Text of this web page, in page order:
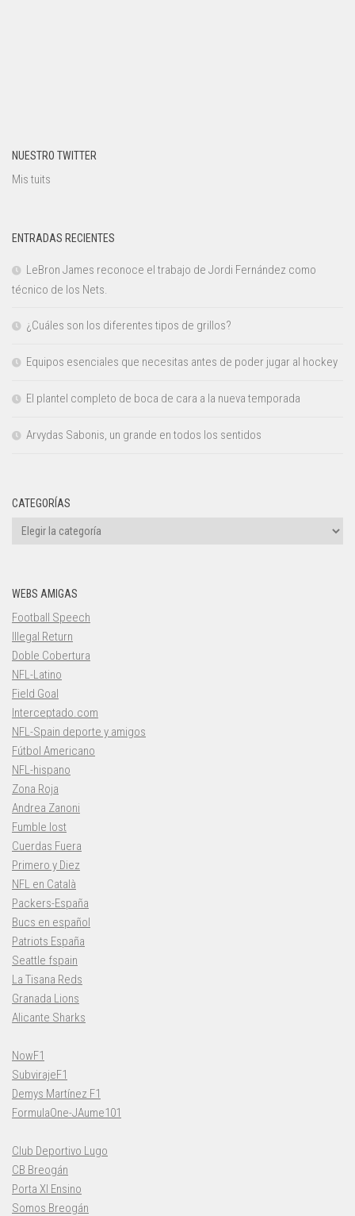
NUESTRO TWITTER
Mis tuits
ENTRADAS RECIENTES
LeBron James reconoce el trabajo de Jordi Fernández como
técnico de los Nets.
¿Cuáles son los diferentes tipos de grillos?
Equipos esenciales que necesitas antes de poder jugar al hockey
El plantel completo de boca de cara a la nueva temporada
Arvydas Sabonis, un grande en todos los sentidos
CATEGORÍAS
Categorías
WEBS AMIGAS
Football Speech
Illegal Return
Doble Cobertura
NFL-Latino
Field Goal
Interceptado.com
NFL-Spain deporte y amigos
Fútbol Americano
NFL-hispano
Zona Roja
Andrea Zanoni
Fumble lost
Cuerdas Fuera
Primero y Diez
NFL en Català
Packers-España
Bucs en español
Patriots España
Seattle fspain
La Tisana Reds
Granada Lions
Alicante Sharks
NowF1
SubvirajeF1
Demys Martínez F1
FormulaOne-JAume101
Club Deportivo Lugo
CB Breogán
Porta XI Ensino
Somos Breogán